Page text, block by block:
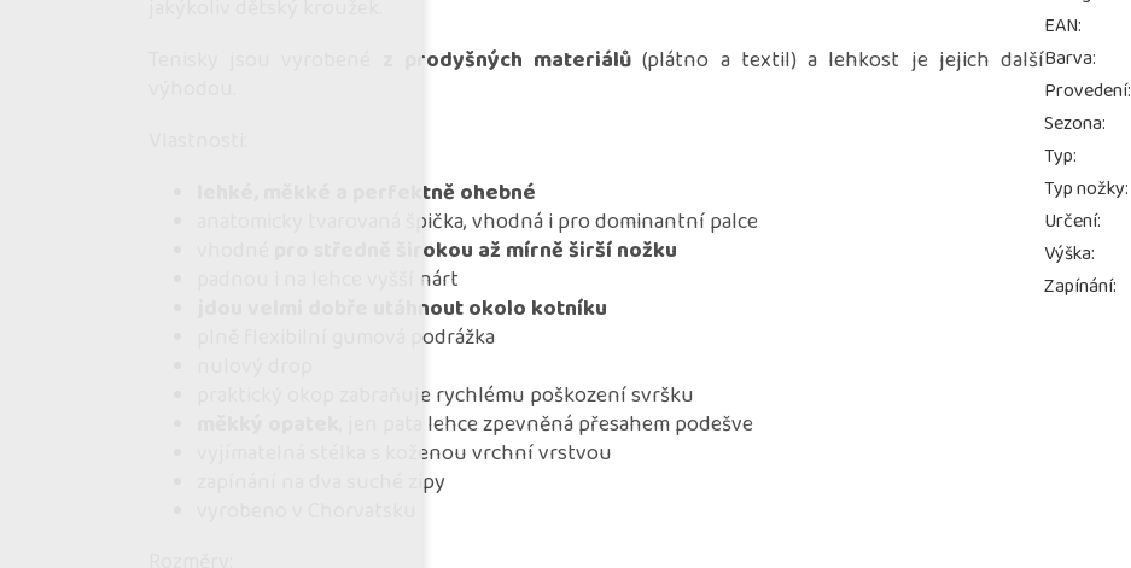
z prodyšných materiálů (plátno a textil) a lehkost je jejich další
lehké, měkké a perfektně ohebné
anatomicky tvarovaná špička, vhodná i pro dominantní palce
pro středně širokou až mírně širší nožku
padnou i na lehce vyšší nárt
jdou velmi dobře utáhnout okolo kotníku
plně flexibilní gumová podrážka
praktický okop zabraňuje rychlému poškození svršku
, jen pata lehce zpevněná přesahem podešve
vyjímatelná stélka s koženou vrchní vrstvou
zapínání na dva suché zipy
EAN:
Barva:
Provedení:
Sezona:
Typ:
Typ nožky:
Určení:
Výška:
Zapínání: